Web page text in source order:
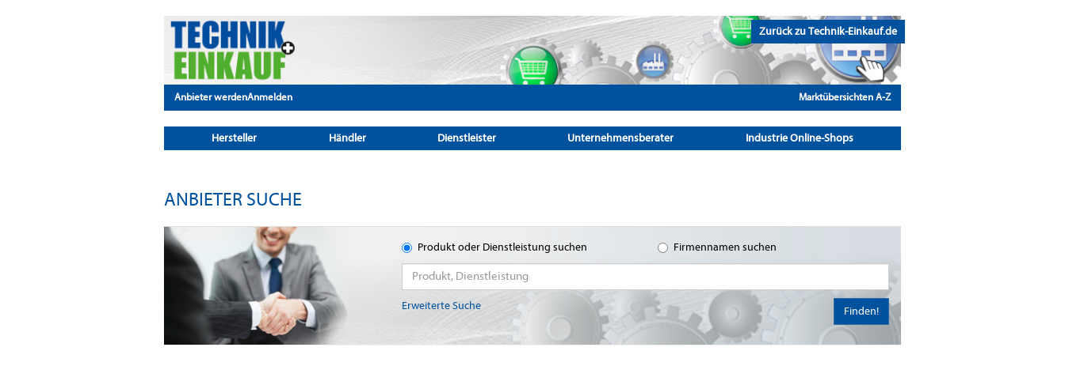
Zurück zu Technik-Einkauf.de
Anbieter werdenAnmelden Marktübersichten A-Z
Hersteller Händler Dienstleister Unternehmensberater Industrie Online-Shops
ANBIETER SUCHE
Produkt oder Dienstleistung suchen Firmennamen suchen
Erweiterte Suche Finden!